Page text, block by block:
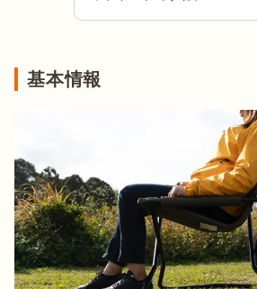
基本情報